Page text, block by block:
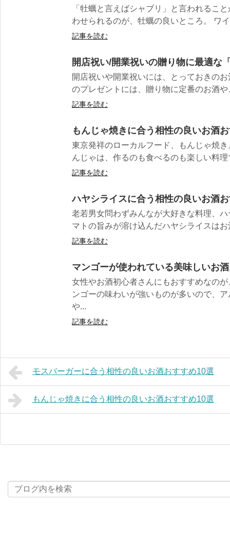
「牡蠣と言えばシャブリ」と言われるこ
わせられるのが、牡蠣の良いところ。 ワ
記事を読む
開店祝い/開業祝いの贈り物に最適な
開店祝いや開業祝いには、とっておきの
のプレゼントには、贈り物に定番のお酒
記事を読む
もんじゃ焼きに合う相性の良いお酒
東京発祥のローカルフード、もんじゃ焼
んじゃは、作るのも食べるのも楽しい料
記事を読む
ハヤシライスに合う相性の良いお酒
老若男女問わずみんなが大好きな料理、
マトの旨みが溶け込んだハヤシライスは
記事を読む
マンゴーが使われている美味しいお
女性やお酒初心者さんにもおすすめなの
ンゴーの味わいが強いものが多いので、
や...
記事を読む
モスバーガーに合う相性の良いお酒おすすめ10選
もんじゃ焼きに合う相性の良いお酒おすすめ10選